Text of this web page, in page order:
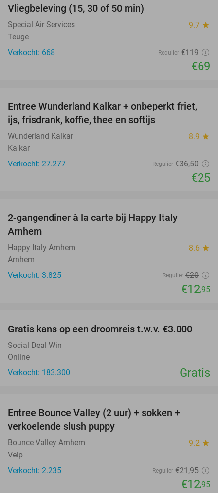
Vliegbeleving (15, 30 of 50 min)
Special Air Services 9.7 star
Teuge
Verkocht: 668
Regulier €119
€69
32%
Entree Wunderland Kalkar + onbeperkt friet,
ijs, frisdrank, koffie, thee en softijs
Wunderland Kalkar 8.9 star
Kalkar
Verkocht: 27.277
Regulier €36,50
€25
2-gangendiner à la carte bij Happy Italy
Arnhem
Happy Italy Arnhem 8.6 star
Arnhem
Verkocht: 3.825
Regulier €20
€12,95
Gratis kans op een droomreis t.w.v. €3.000
Social Deal Win
Online
Verkocht: 183.300
Gratis
Entree Bounce Valley (2 uur) + sokken +
verkoelende slush puppy
Bounce Valley Arnhem 9.2 star
Velp
Verkocht: 2.235
Regulier €21,95
€12,95